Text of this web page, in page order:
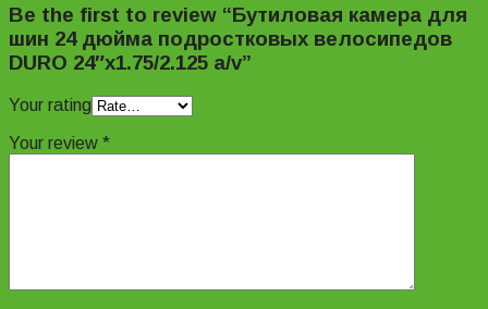
Be the first to review “Бутиловая камера для
шин 24 дюйма подростковых велосипедов
DURO 24″х1.75/2.125 a/v”
Your rating
Your review *